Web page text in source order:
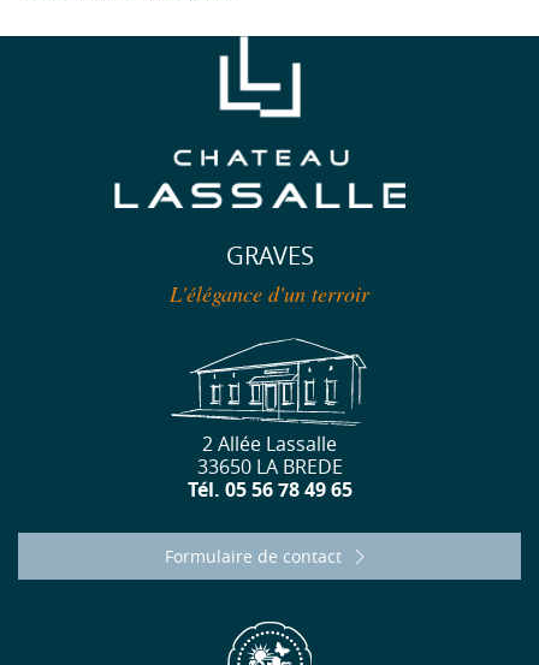
GRAVES
L'élégance d'un terroir
2 Allée Lassalle
33650 LA BREDE
Tél. 05 56 78 49 65
Formulaire de contact